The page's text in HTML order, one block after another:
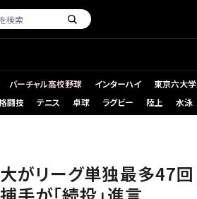
バーチャル高校野球 インターハイ
東京六大
闘技
テニス 卓球 ラグビー 陸上 水泳
がリーグ単独最多47